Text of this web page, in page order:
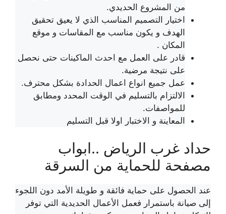
من المشروع الحديدي.
اختيار التصميم المناسب الذي لا يعيق تحقيق
الهدف و يكون مناسب مع المقاسات و موقع
المكان .
قادر على العمل مع احدث الماكينات حتى نحصل
على نتيجة مرضية.
عمل جميع انواع اعمال الحدادة بشكل محترف.
الالتزام بالتسليم في الوقت المحدد ومطابق
للمواصفات.
المعاينة و الاختبار اولا قبل التسليم
حداد غرب الرياض ..ابواب
مصفحة للحماية من السرقة
عند الحصول على حماية فائقة و طويلة الأمد دون اللجوء
إلى صيانة باستمرار فعمل الأعمال الحديدية التي توفر